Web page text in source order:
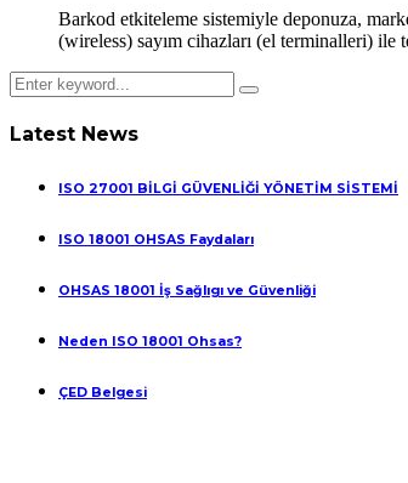
Barkod etkiteleme sistemiyle deponuza,
(wireless) sayım cihazları (el terminalleri)
Latest News
ISO 27001 BİLGİ GÜVENLİĞİ YÖNETİM SİSTEMİ
ISO 18001 OHSAS Faydaları
OHSAS 18001 İş Sağlıgı ve Güvenliği
Neden ISO 18001 Ohsas?
ÇED Belgesi